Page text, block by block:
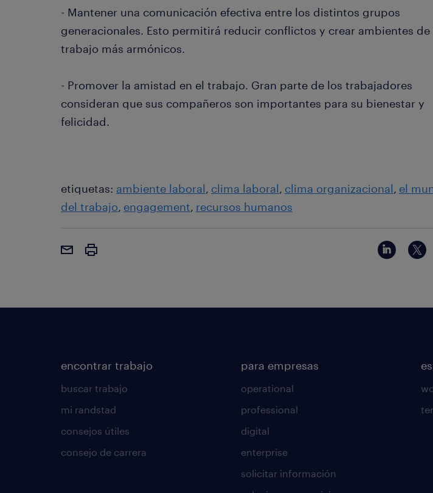
- Mantener una comunicación efectiva entre los distintos grupos
generacionales. Esto permitirá reducir conflictos y crear ambientes de
trabajo más armónicos.
- Promover la amistad en el trabajo. Gran parte de los trabajadores
consideran que sus compañeros son importantes para su bienestar y
felicidad.
etiquetas: ambiente laboral clima laboral clima organizacional el
del trabajo engagement recursos humanos
encontrar trabajo
buscar trabajo
mi randstad
consejos útiles
consejo de carrera
para empresas
operational
professional
digital
enterprise
solicitar información